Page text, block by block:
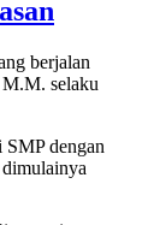
berjalan
selaku
SMP dengan